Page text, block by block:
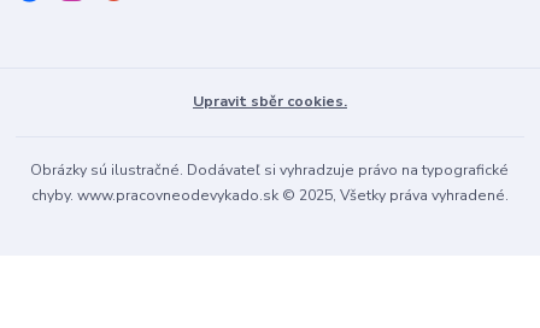
Upravit sběr cookies.
Obrázky sú ilustračné. Dodávateľ si vyhradzuje právo na typografické
chyby. www.pracovneodevykado.sk © 2025, Všetky práva vyhradené.